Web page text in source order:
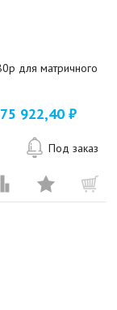
для матричного
922,40 ₽
Под заказ